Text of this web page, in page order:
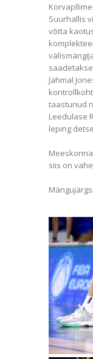
Suurhallis
võtta
Jahmal
taastunud
Leedulase
leping
siis on